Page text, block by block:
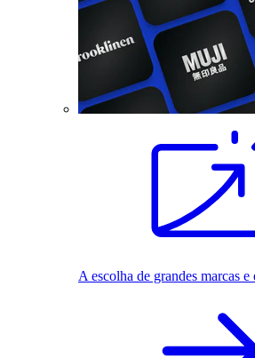
A escolha de grandes marcas e